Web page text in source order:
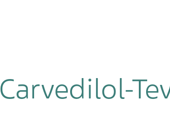
Carvedilol-